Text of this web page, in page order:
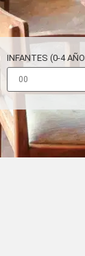
INFANTES (0-4